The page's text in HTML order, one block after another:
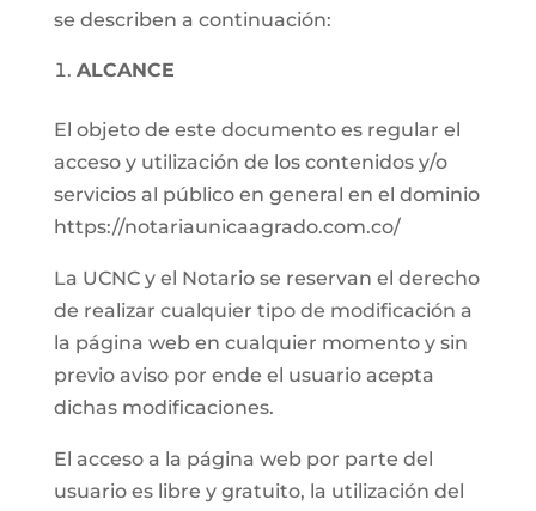
se describen a continuación:
ALCANCE
El objeto de este documento es regular el
acceso y utilización de los contenidos y/o
servicios al público en general en el dominio
https://notariaunicaagrado.com.co/
La UCNC y el Notario se reservan el derecho
de realizar cualquier tipo de modificación a
la página web en cualquier momento y sin
previo aviso por ende el usuario acepta
dichas modificaciones.
El acceso a la página web por parte del
usuario es libre y gratuito, la utilización del